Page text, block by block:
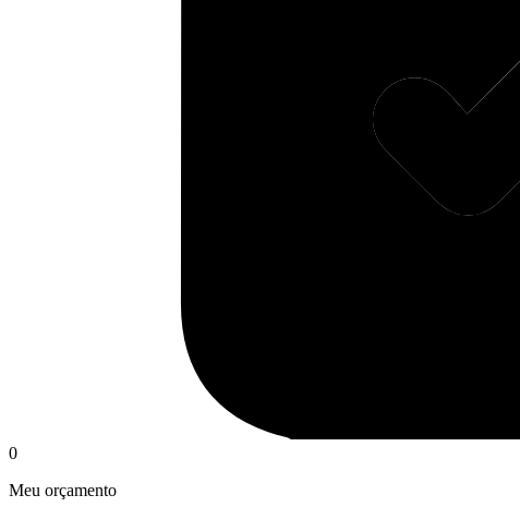
0
Meu orçamento